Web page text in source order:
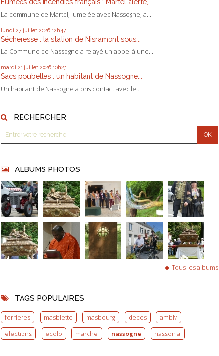
La commune de Martel, jumelée avec Nassogne, a...
lundi 27 juillet 2026 12h47
Sécheresse : la station de Nisramont sous...
La Commune de Nassogne a relayé un appel à une...
mardi 21 juillet 2026 10h23
Sacs poubelles : un habitant de Nassogne...
Un habitant de Nassogne a pris contact avec le...
RECHERCHER
ALBUMS PHOTOS
Tous les albums
TAGS POPULAIRES
forrieres masblette masbourg deces
ambly
elections
ecolo marche nassogne nassonia